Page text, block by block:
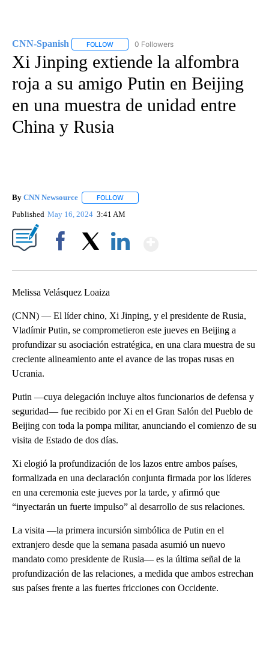
CNN-Spanish FOLLOW FOLLOW "CNN-SPANISH" TO RECEIVE
0 Followers
Xi Jinping extiende la alfombra
roja a su amigo Putin en Beijing
en una muestra de unidad entre
China y Rusia
By CNN Newsource FOLLOW
Published May 16, 2024 3:41 AM
Melissa Velásquez Loaiza
(CNN) — El líder chino, Xi Jinping, y el presidente de Rusia,
Vladímir Putin, se comprometieron este jueves en Beijing a
profundizar su asociación estratégica, en una clara muestra de su
creciente alineamiento ante el avance de las tropas rusas en
Ucrania.
Putin —cuya delegación incluye altos funcionarios de defensa y
seguridad— fue recibido por Xi en el Gran Salón del Pueblo de
Beijing con toda la pompa militar, anunciando el comienzo de su
visita de Estado de dos días.
Xi elogió la profundización de los lazos entre ambos países,
formalizada en una declaración conjunta firmada por los líderes
en una ceremonia este jueves por la tarde, y afirmó que
“inyectarán un fuerte impulso” al desarrollo de sus relaciones.
La visita —la primera incursión simbólica de Putin en el
extranjero desde que la semana pasada asumió un nuevo
mandato como presidente de Rusia— es la última señal de la
profundización de las relaciones, a medida que ambos estrechan
sus países frente a las fuertes fricciones con Occidente.